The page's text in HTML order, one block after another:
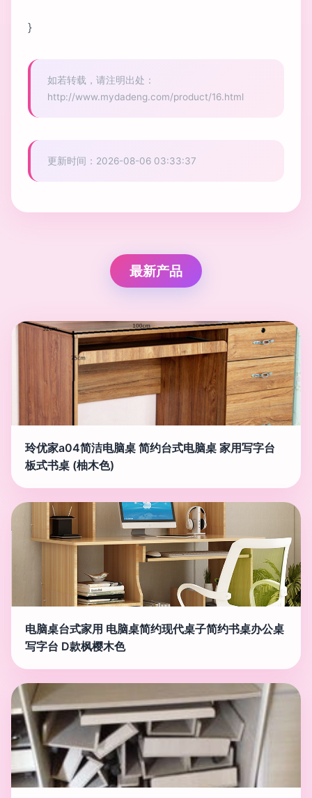
}
如若转载，请注明出处：
http://www.mydadeng.com/product/16.html
更新时间：2026-08-06 03:33:37
最新产品
玲优家a04简洁电脑桌 简约台式电脑桌 家用写字台
板式书桌 (柚木色)
电脑桌台式家用 电脑桌简约现代桌子简约书桌办公桌
写字台 D款枫樱木色